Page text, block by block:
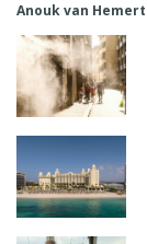
Anouk van Hemert